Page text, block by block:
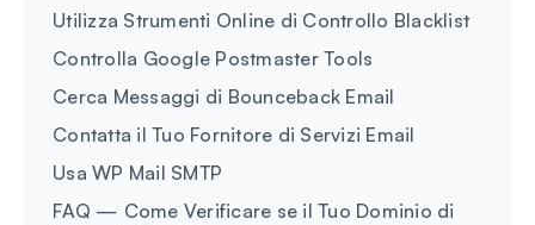
Utilizza Strumenti Online di Controllo Blacklist
Controlla Google Postmaster Tools
Cerca Messaggi di Bounceback Email
Contatta il Tuo Fornitore di Servizi Email
Usa WP Mail SMTP
FAQ — Come Verificare se il Tuo Dominio di